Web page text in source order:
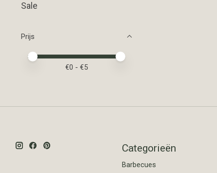
Sale
Prijs
Minimale prijswaarde
Price maximum value
€0 - €5
Categorieën
Barbecues